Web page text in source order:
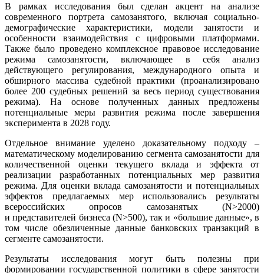
В рамках исследования был сделан акцент на анализе
современного портрета самозанятого, включая социально-
демографические характеристики, модели занятости и
особенности взаимодействия с цифровыми платформами.
Также было проведено комплексное правовое исследование
режима самозанятости, включающее в себя анализ
действующего регулирования, международного опыта и
обширного массива судебной практики (проанализировано
более 200 судебных решений за весь период существования
режима). На основе полученных данных предложены
потенциальные меры развития режима после завершения
эксперимента в 2028 году.
Отдельное внимание уделено доказательному подходу –
математическому моделированию сегмента самозанятости для
количественной оценки текущего вклада и эффекта от
реализации разработанных потенциальных мер развития
режима. Для оценки вклада самозанятости и потенциальных
эффектов предлагаемых мер использовались результаты
всероссийских опросов самозанятых (N>2000)
и представителей бизнеса (N>500), так и «большие данные», в
том числе обезличенные данные банковских транзакций в
сегменте самозанятости.
Результаты исследования могут быть полезны при
формировании государственной политики в сфере занятости